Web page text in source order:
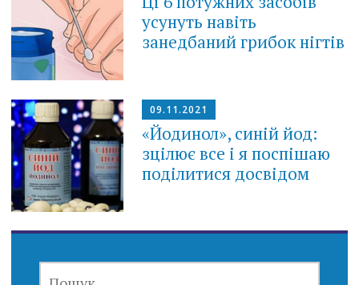
усунуть навіть
занедбаний грибок нігтів
09.11.2021
«Йодинол», синій йод:
зцілює все і я поспішаю
поділитися досвідом